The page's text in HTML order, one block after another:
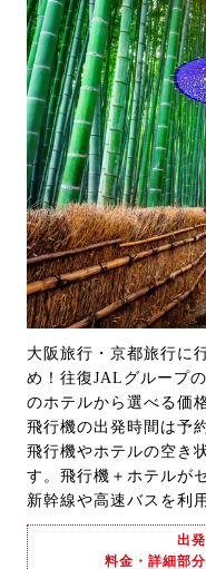
大阪旅行・京都旅行に
め！往復JALグループ
のホテルから選べる価
飛行機の出発時間は予
飛行機やホテルの空き
す。飛行機＋ホテルが
新幹線や高速バスを利
出
料金・詳細部